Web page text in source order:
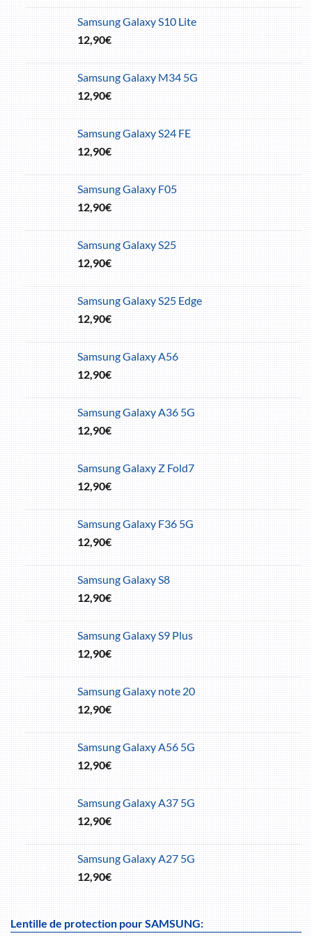
Samsung Galaxy S10 Lite
12,90€
Samsung Galaxy M34 5G
12,90€
Samsung Galaxy S24 FE
12,90€
Samsung Galaxy F05
12,90€
Samsung Galaxy S25
12,90€
Samsung Galaxy S25 Edge
12,90€
Samsung Galaxy A56
12,90€
Samsung Galaxy A36 5G
12,90€
Samsung Galaxy Z Fold7
12,90€
Samsung Galaxy F36 5G
12,90€
Samsung Galaxy S8
12,90€
Samsung Galaxy S9 Plus
12,90€
Samsung Galaxy note 20
12,90€
Samsung Galaxy A56 5G
12,90€
Samsung Galaxy A37 5G
12,90€
Samsung Galaxy A27 5G
12,90€
Lentille de protection pour SAMSUNG: